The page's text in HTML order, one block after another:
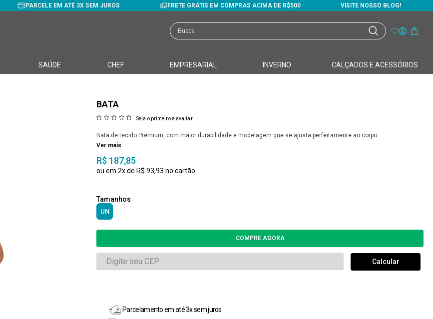
PARCELE EM ATÉ 3X SEM JUROS FRETE GRÁTIS EM COMPRAS ACIMA DE R$500 VISITE NOSSO BLOG!
SAÚDE CHEF EMPRESARIAL INVERNO CALÇADOS E ACESSÓRIOS
BATA
Seja o primeiro a avaliar
Bata de tecido Premium, com maior durabilidade e modelagem que se ajusta perfeitamente ao corpo.
Ver mais
R$ 187,85
2x R$ 93,93
UN
Parcelamento em até 3x sem juros